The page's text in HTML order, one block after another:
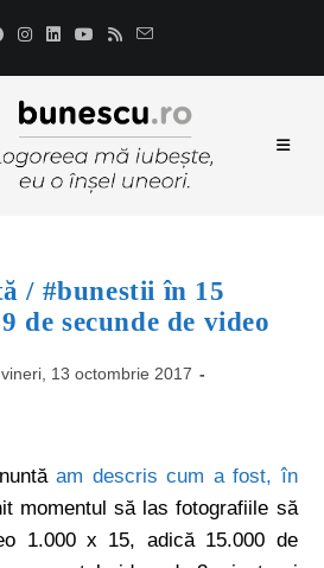
/ #bunestii în 15
de secunde de video
vineri, 13 octombrie 2017
am descris cum a fost, în
momentul să las fotografiile să
1.000 x 15, adică 15.000 de